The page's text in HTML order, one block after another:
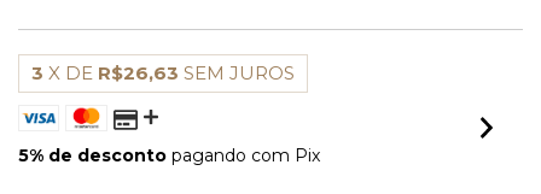
3 X DE R$26,63 SEM JUROS
5% de desconto pagando com Pix